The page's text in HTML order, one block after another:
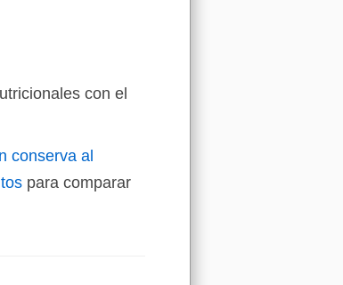
con el
conserva al
para comparar